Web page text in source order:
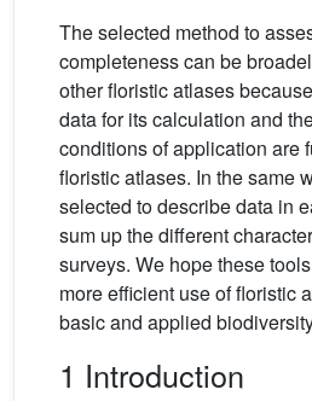
The selected method to
completeness can be
other floristic atlases
data for its calculation and
conditions of application are
floristic atlases. In the same
selected to describe data in
sum up the different
surveys. We hope these
more efficient use of floristic
basic and applied
1 Introduction